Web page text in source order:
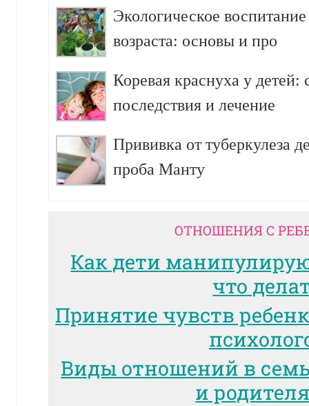
Экологическое
возраста: основы и про
Коревая краснуха у
последствия и лечение
Прививка от туберкулеза
проба Манту
ОТНОШЕНИЯ С
Как дети
что
Принятие чувств
Виды отношений в
и